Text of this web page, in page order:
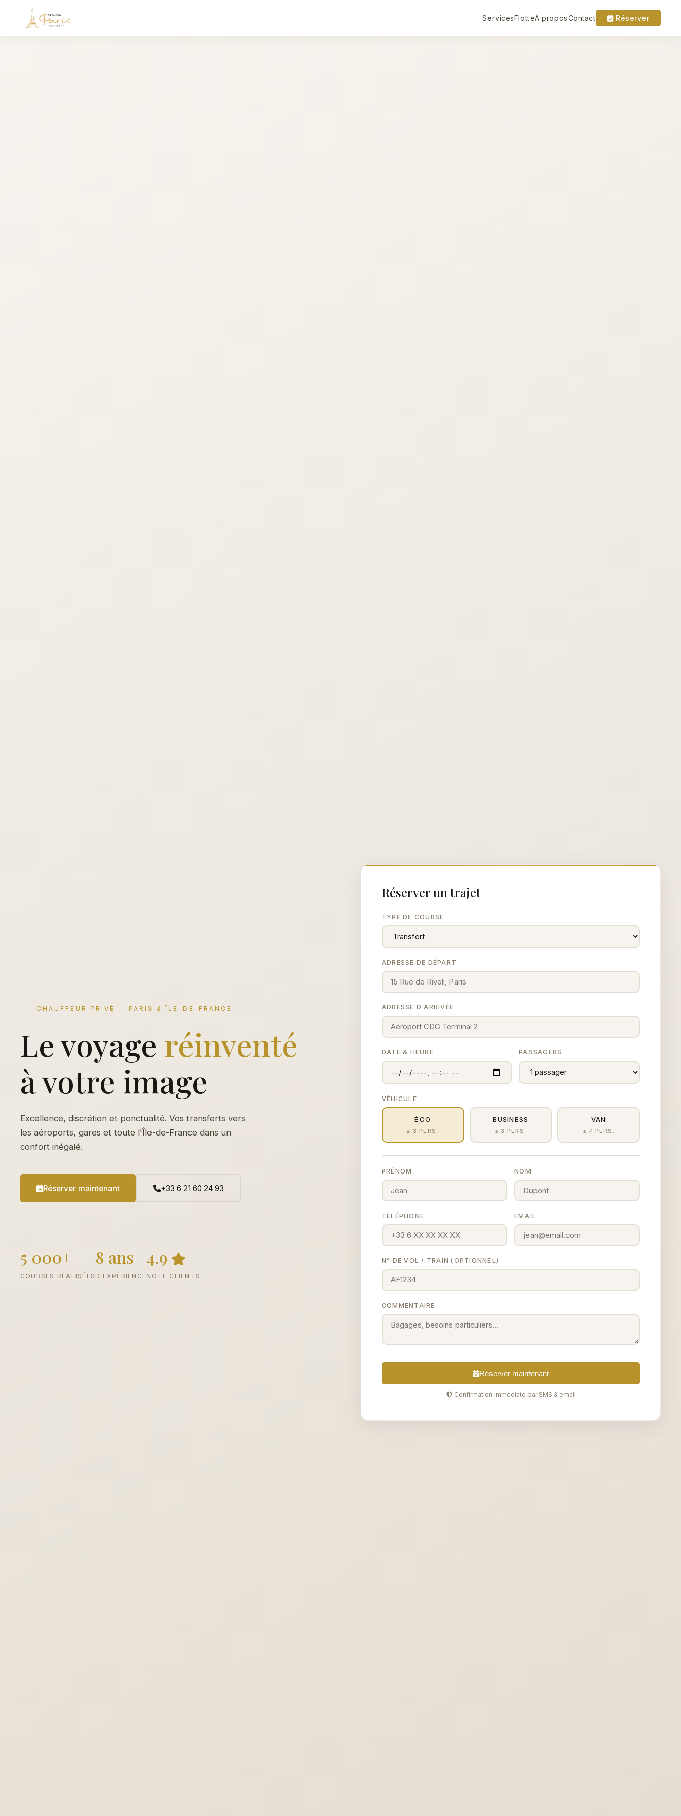
ServicesFlotteÀ proposContact Réserver
CHAUFFEUR PRIVÉ — PARIS & ÎLE-DE-FRANCE
Le voyage réinventé
à votre image
Excellence, discrétion et ponctualité. Vos transferts vers
les aéroports, gares et toute l'Île-de-France dans un
confort inégalé.
Réserver maintenant +33 6 21 60 24 93
5 000+
COURSES RÉALISÉES
8 ans
D'EXPÉRIENCE
4.9
NOTE CLIENTS
Réserver un trajet
TYPE DE COURSE
ADRESSE DE DÉPART
ADRESSE D'ARRIVÉE
DATE & HEURE PASSAGERS
VÉHICULE
ÉCO
≤ 3 PERS.
BUSINESS
≤ 3 PERS.
VAN
≤ 7 PERS.
PRÉNOM NOM
TÉLÉPHONE EMAIL
N° DE VOL / TRAIN (OPTIONNEL)
COMMENTAIRE
Réserver maintenant
Confirmation immédiate par SMS & email